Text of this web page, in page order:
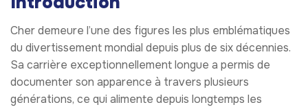
Cher demeure l’une des figures les plus emblématiques
du divertissement mondial depuis plus de six décennies.
Sa carrière exceptionnellement longue a permis de
documenter son apparence à travers plusieurs
générations, ce qui alimente depuis longtemps les